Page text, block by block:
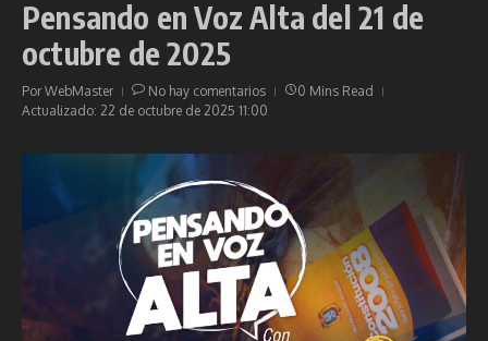
Pensando en Voz Alta del 21 de
octubre de 2025
PorWebMaster No hay comentarios
0 Mins Read
Actualizado: 22 de octubre de 2025 11:00